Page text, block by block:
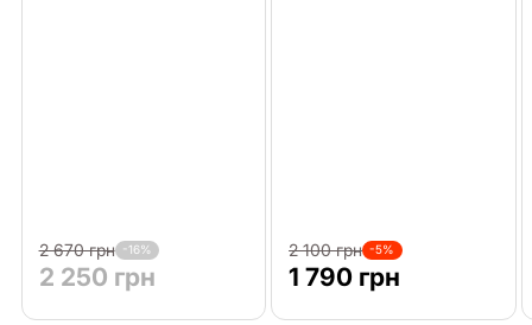
2 670 грн -16%
2 250 грн
2 100 грн -5%
1 790 грн